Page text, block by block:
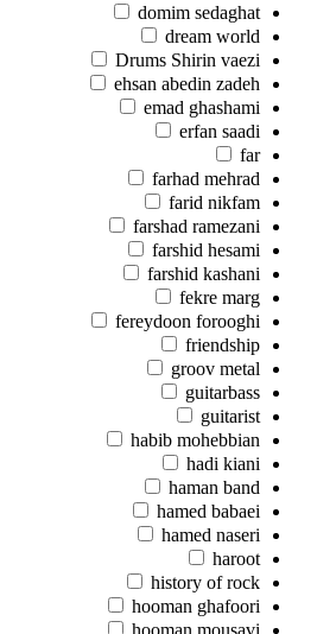
domim sedaghat
dream world
Drums Shirin vaezi
ehsan abedin zadeh
emad ghashami
erfan saadi
far
farhad mehrad
farid nikfam
farshad ramezani
farshid hesami
farshid kashani
fekre marg
fereydoon forooghi
friendship
groov metal
guitarbass
guitarist
habib mohebbian
hadi kiani
haman band
hamed babaei
hamed naseri
haroot
history of rock
hooman ghafoori
hooman mousavi